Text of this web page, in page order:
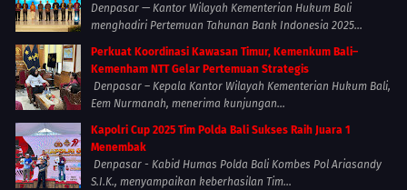
Denpasar — Kantor Wilayah Kementerian Hukum Bali
menghadiri Pertemuan Tahunan Bank Indonesia 2025...
Perkuat Koordinasi Kawasan Timur, Kemenkum Bali–
Kemenham NTT Gelar Pertemuan Strategis
Denpasar – Kepala Kantor Wilayah Kementerian Hukum Bali,
Eem Nurmanah, menerima kunjungan...
Kapolri Cup 2025 Tim Polda Bali Sukses Raih Juara 1
Menembak
Denpasar - Kabid Humas Polda Bali Kombes Pol Ariasandy
S.I.K., menyampaikan keberhasilan Tim...